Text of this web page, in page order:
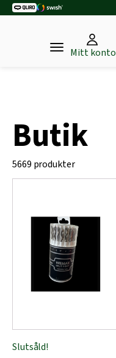
Mitt konto
Butik
5669 produkter
Slutsåld!